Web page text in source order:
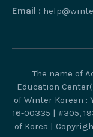
Email :
The name of
Education
of Winter Korean :
16-00335 | #305,
of Korea |